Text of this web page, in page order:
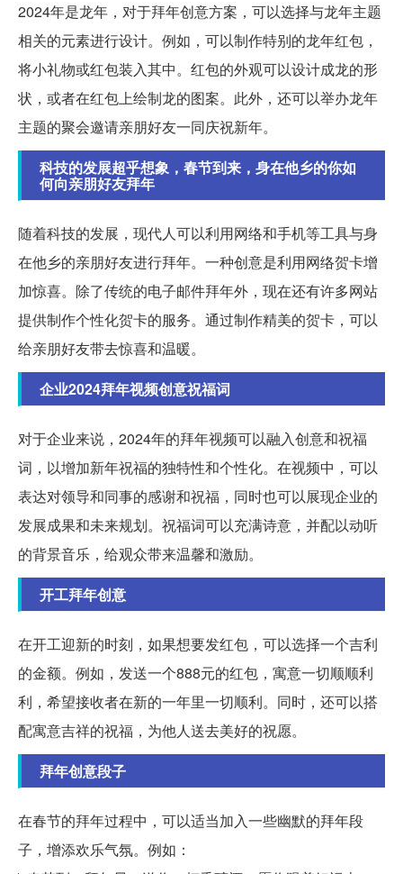
2024年是龙年，对于拜年创意方案，可以选择与龙年主题
相关的元素进行设计。例如，可以制作特别的龙年红包，
将小礼物或红包装入其中。红包的外观可以设计成龙的形
状，或者在红包上绘制龙的图案。此外，还可以举办龙年
主题的聚会邀请亲朋好友一同庆祝新年。
科技的发展超乎想象，春节到来，身在他乡的你如
何向亲朋好友拜年
随着科技的发展，现代人可以利用网络和手机等工具与身
在他乡的亲朋好友进行拜年。一种创意是利用网络贺卡增
加惊喜。除了传统的电子邮件拜年外，现在还有许多网站
提供制作个性化贺卡的服务。通过制作精美的贺卡，可以
给亲朋好友带去惊喜和温暖。
企业2024拜年视频创意祝福词
对于企业来说，2024年的拜年视频可以融入创意和祝福
词，以增加新年祝福的独特性和个性化。在视频中，可以
表达对领导和同事的感谢和祝福，同时也可以展现企业的
发展成果和未来规划。祝福词可以充满诗意，并配以动听
的背景音乐，给观众带来温馨和激励。
开工拜年创意
在开工迎新的时刻，如果想要发红包，可以选择一个吉利
的金额。例如，发送一个888元的红包，寓意一切顺顺利
利，希望接收者在新的一年里一切顺利。同时，还可以搭
配寓意吉祥的祝福，为他人送去美好的祝愿。
拜年创意段子
在春节的拜年过程中，可以适当加入一些幽默的拜年段
子，增添欢乐气氛。例如：